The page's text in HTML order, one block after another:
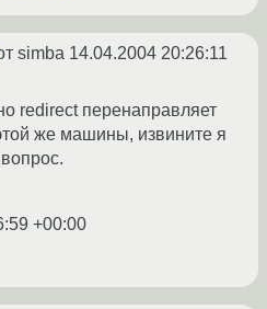
simba 14.04.2004 20:26:11
redirect перенаправляет
же машины, извините я
+00:00